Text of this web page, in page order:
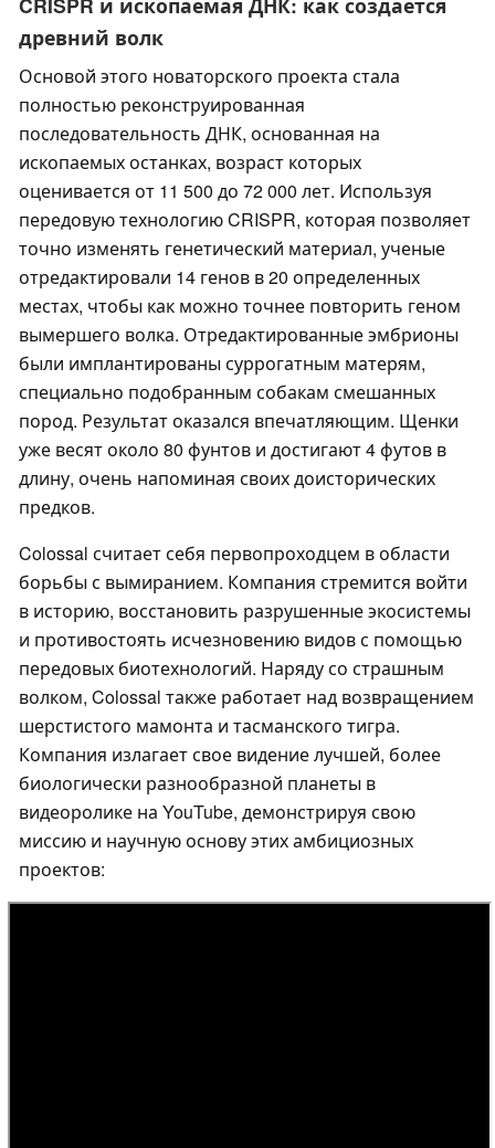
древний волк
Основой этого новаторского проекта стала
полностью реконструированная
последовательность ДНК, основанная на
ископаемых останках, возраст которых
оценивается от 11 500 до 72 000 лет. Используя
передовую технологию CRISPR, которая позволяет
точно изменять генетический материал, ученые
отредактировали 14 генов в 20 определенных
местах, чтобы как можно точнее повторить геном
вымершего волка. Отредактированные эмбрионы
были имплантированы суррогатным матерям,
специально подобранным собакам смешанных
пород. Результат оказался впечатляющим. Щенки
уже весят около 80 фунтов и достигают 4 футов в
длину, очень напоминая своих доисторических
предков.
Colossal считает себя первопроходцем в области
борьбы с вымиранием. Компания стремится войти
в историю, восстановить разрушенные экосистемы
и противостоять исчезновению видов с помощью
передовых биотехнологий. Наряду со страшным
волком, Colossal также работает над возвращением
шерстистого мамонта и тасманского тигра.
Компания излагает свое видение лучшей, более
биологически разнообразной планеты в
видеоролике на YouTube, демонстрируя свою
миссию и научную основу этих амбициозных
проектов: